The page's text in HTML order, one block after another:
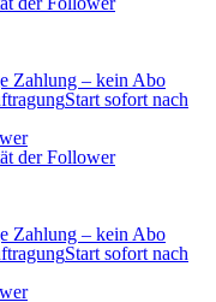
Zahlung – kein Abo
Start sofort nach
der Follower
Zahlung – kein Abo
Start sofort nach